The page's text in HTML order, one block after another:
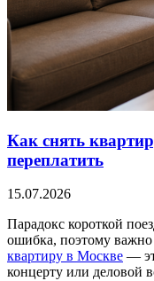
Как снять
переплатить
15.07.2026
Парадокс короткой
ошибка, поэтому важно
квартиру в Москве —
концерту или деловой